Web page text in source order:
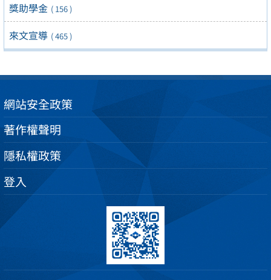
獎助學金 ( 156 )
來文宣導 ( 465 )
網站安全政策
著作權聲明
隱私權政策
登入